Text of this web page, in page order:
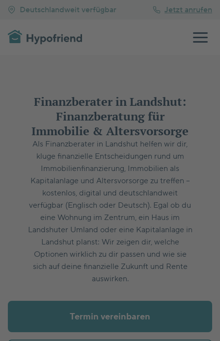
Deutschlandweit verfügbar Jetzt anrufen
Finanzberater in Landshut:
Finanzberatung für
Immobilie & Altersvorsorge
Als Finanzberater in Landshut helfen wir dir,
kluge finanzielle Entscheidungen rund um
Immobilienfinanzierung, Immobilien als
Kapitalanlage und Altersvorsorge zu treffen –
kostenlos, digital und deutschlandweit
verfügbar (Englisch oder Deutsch). Egal ob du
eine Wohnung im Zentrum, ein Haus im
Landshuter Umland oder eine Kapitalanlage in
Landshut planst: Wir zeigen dir, welche
Optionen wirklich zu dir passen und wie sie
sich auf deine finanzielle Zukunft und Rente
auswirken.
Termin vereinbaren